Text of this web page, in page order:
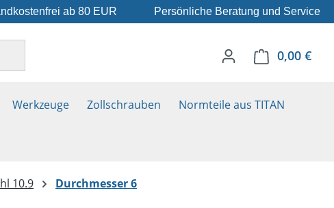
ab 80 EUR Persönliche Beratung und Service
0,00 €
Werkzeuge Zollschrauben Normteile aus TITAN
10.9 Durchmesser 6